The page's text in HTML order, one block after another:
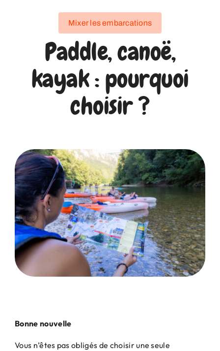
Mixer les embarcations
Paddle, canoë,
kayak : pourquoi
choisir ?
Bonne nouvelle
Vous n’êtes pas obligés de choisir une seule